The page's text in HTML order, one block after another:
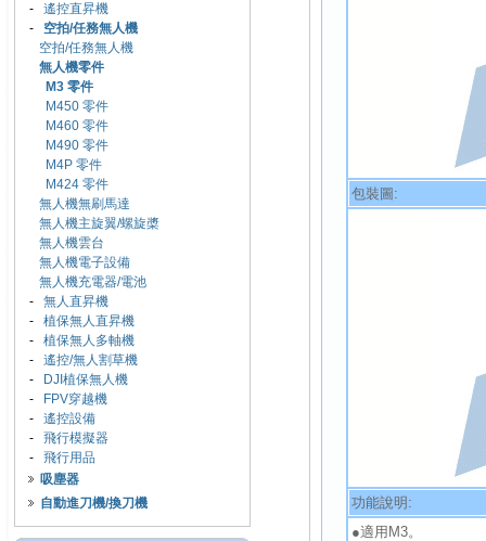
- 遙控直昇機
- 空拍/任務無人機
空拍/任務無人機
無人機零件
M3 零件
M450 零件
M460 零件
M490 零件
M4P 零件
M424 零件
無人機無刷馬達
無人機主旋翼/螺旋槳
無人機雲台
無人機電子設備
無人機充電器/電池
- 無人直昇機
- 植保無人直昇機
- 植保無人多軸機
- 遙控/無人割草機
-
DJI植保無人機
-
FPV穿越機
- 遙控設備
- 飛行模擬器
- 飛行用品
吸塵器
自動進刀機/換刀機
包裝圖:
功能說明:
●適用M3。